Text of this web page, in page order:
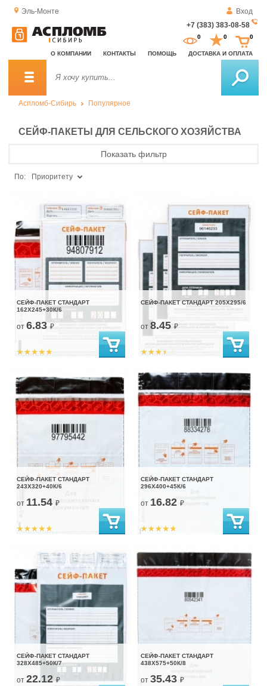
Эль-Монте
Вход
+7 (383) 383-08-58
О КОМПАНИИ КОНТАКТЫ ПОМОЩЬ ДОСТАВКА И ОПЛАТА
0 0 0
Аспломб-Сибирь Популярное
СЕЙФ-ПАКЕТЫ ДЛЯ СЕЛЬСКОГО ХОЗЯЙСТВА
Показать фильтр
По: Приоритету
СЕЙФ-ПАКЕТ СТАНДАРТ
162Х245+30К/6
от 6.83₽
СЕЙФ-ПАКЕТ СТАНДАРТ 205Х295/6
от 8.45 ₽
СЕЙФ-ПАКЕТ СТАНДАРТ
243Х320+40К/6
от 11.54 ₽
СЕЙФ-ПАКЕТ СТАНДАРТ
296Х400+45К/6
от 16.82 ₽
СЕЙФ-ПАКЕТ СТАНДАРТ
328Х485+50К/7
от 22.12₽
СЕЙФ-ПАКЕТ СТАНДАРТ
438Х575+50К/8
от 35.43 ₽